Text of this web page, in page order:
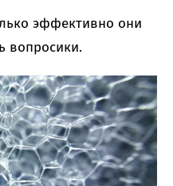
эффективно они
вопросики.